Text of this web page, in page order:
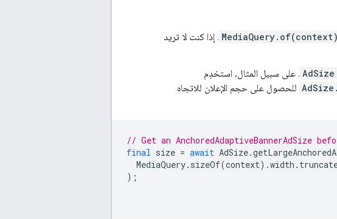
MediaQuery.of(context) . إذا كنت لا تريد
AdSize . على سبيل المثال، استخدِم
للحصول على حجم الإعلان للاتجاه
// Get an AnchoredAdaptiveBannerAdSize
final size = await AdSize.
MediaQuery. sizeOf(context).width .
);